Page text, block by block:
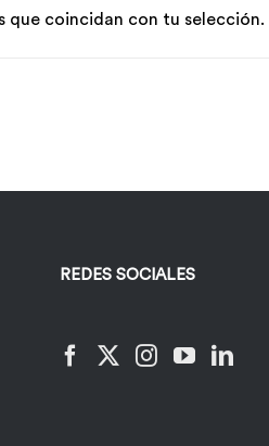
que coincidan con tu selección.
REDES SOCIALES